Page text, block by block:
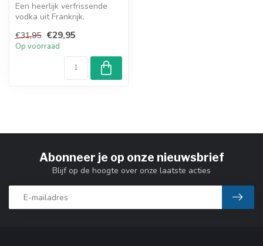
Een heerlijk verfrissende
vodka uit Frankrijk.
€31,95 €29,95
Op voorraad
Abonneer je op onze nieuwsbrief
Blijf op de hoogte over onze laatste acties